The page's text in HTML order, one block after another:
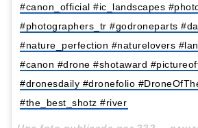
#canon_official #ic_landscapes
#photographers_tr #godroneparts
#nature_perfection #naturelovers
#canon #drone #shotaward
#dronesdaily #dronefolio
#the_best_shotz #river